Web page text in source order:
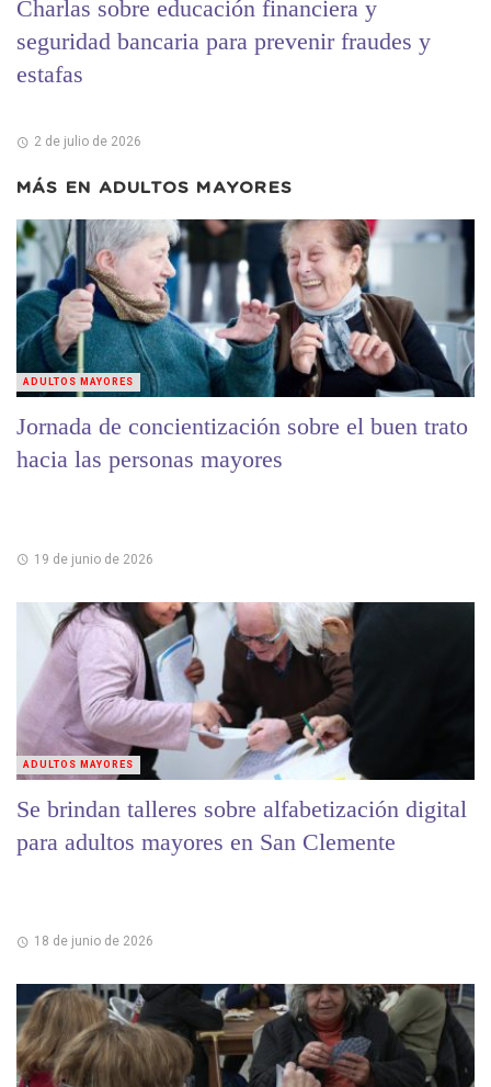
Charlas sobre educación financiera y
seguridad bancaria para prevenir fraudes y
estafas
2 de julio de 2026
MÁS EN ADULTOS MAYORES
Jornada de concientización sobre el buen trato
hacia las personas mayores
19 de junio de 2026
ADULTOS MAYORES
Se brindan talleres sobre alfabetización digital
para adultos mayores en San Clemente
18 de junio de 2026
ADULTOS MAYORES